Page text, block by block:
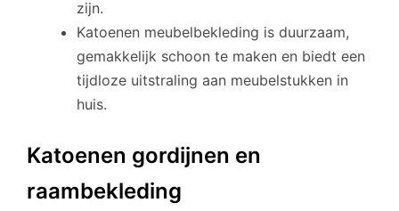
zijn.
Katoenen meubelbekleding is duurzaam,
gemakkelijk schoon te maken en biedt een
tijdloze uitstraling aan meubelstukken in
huis.
Katoenen gordijnen en
raambekleding